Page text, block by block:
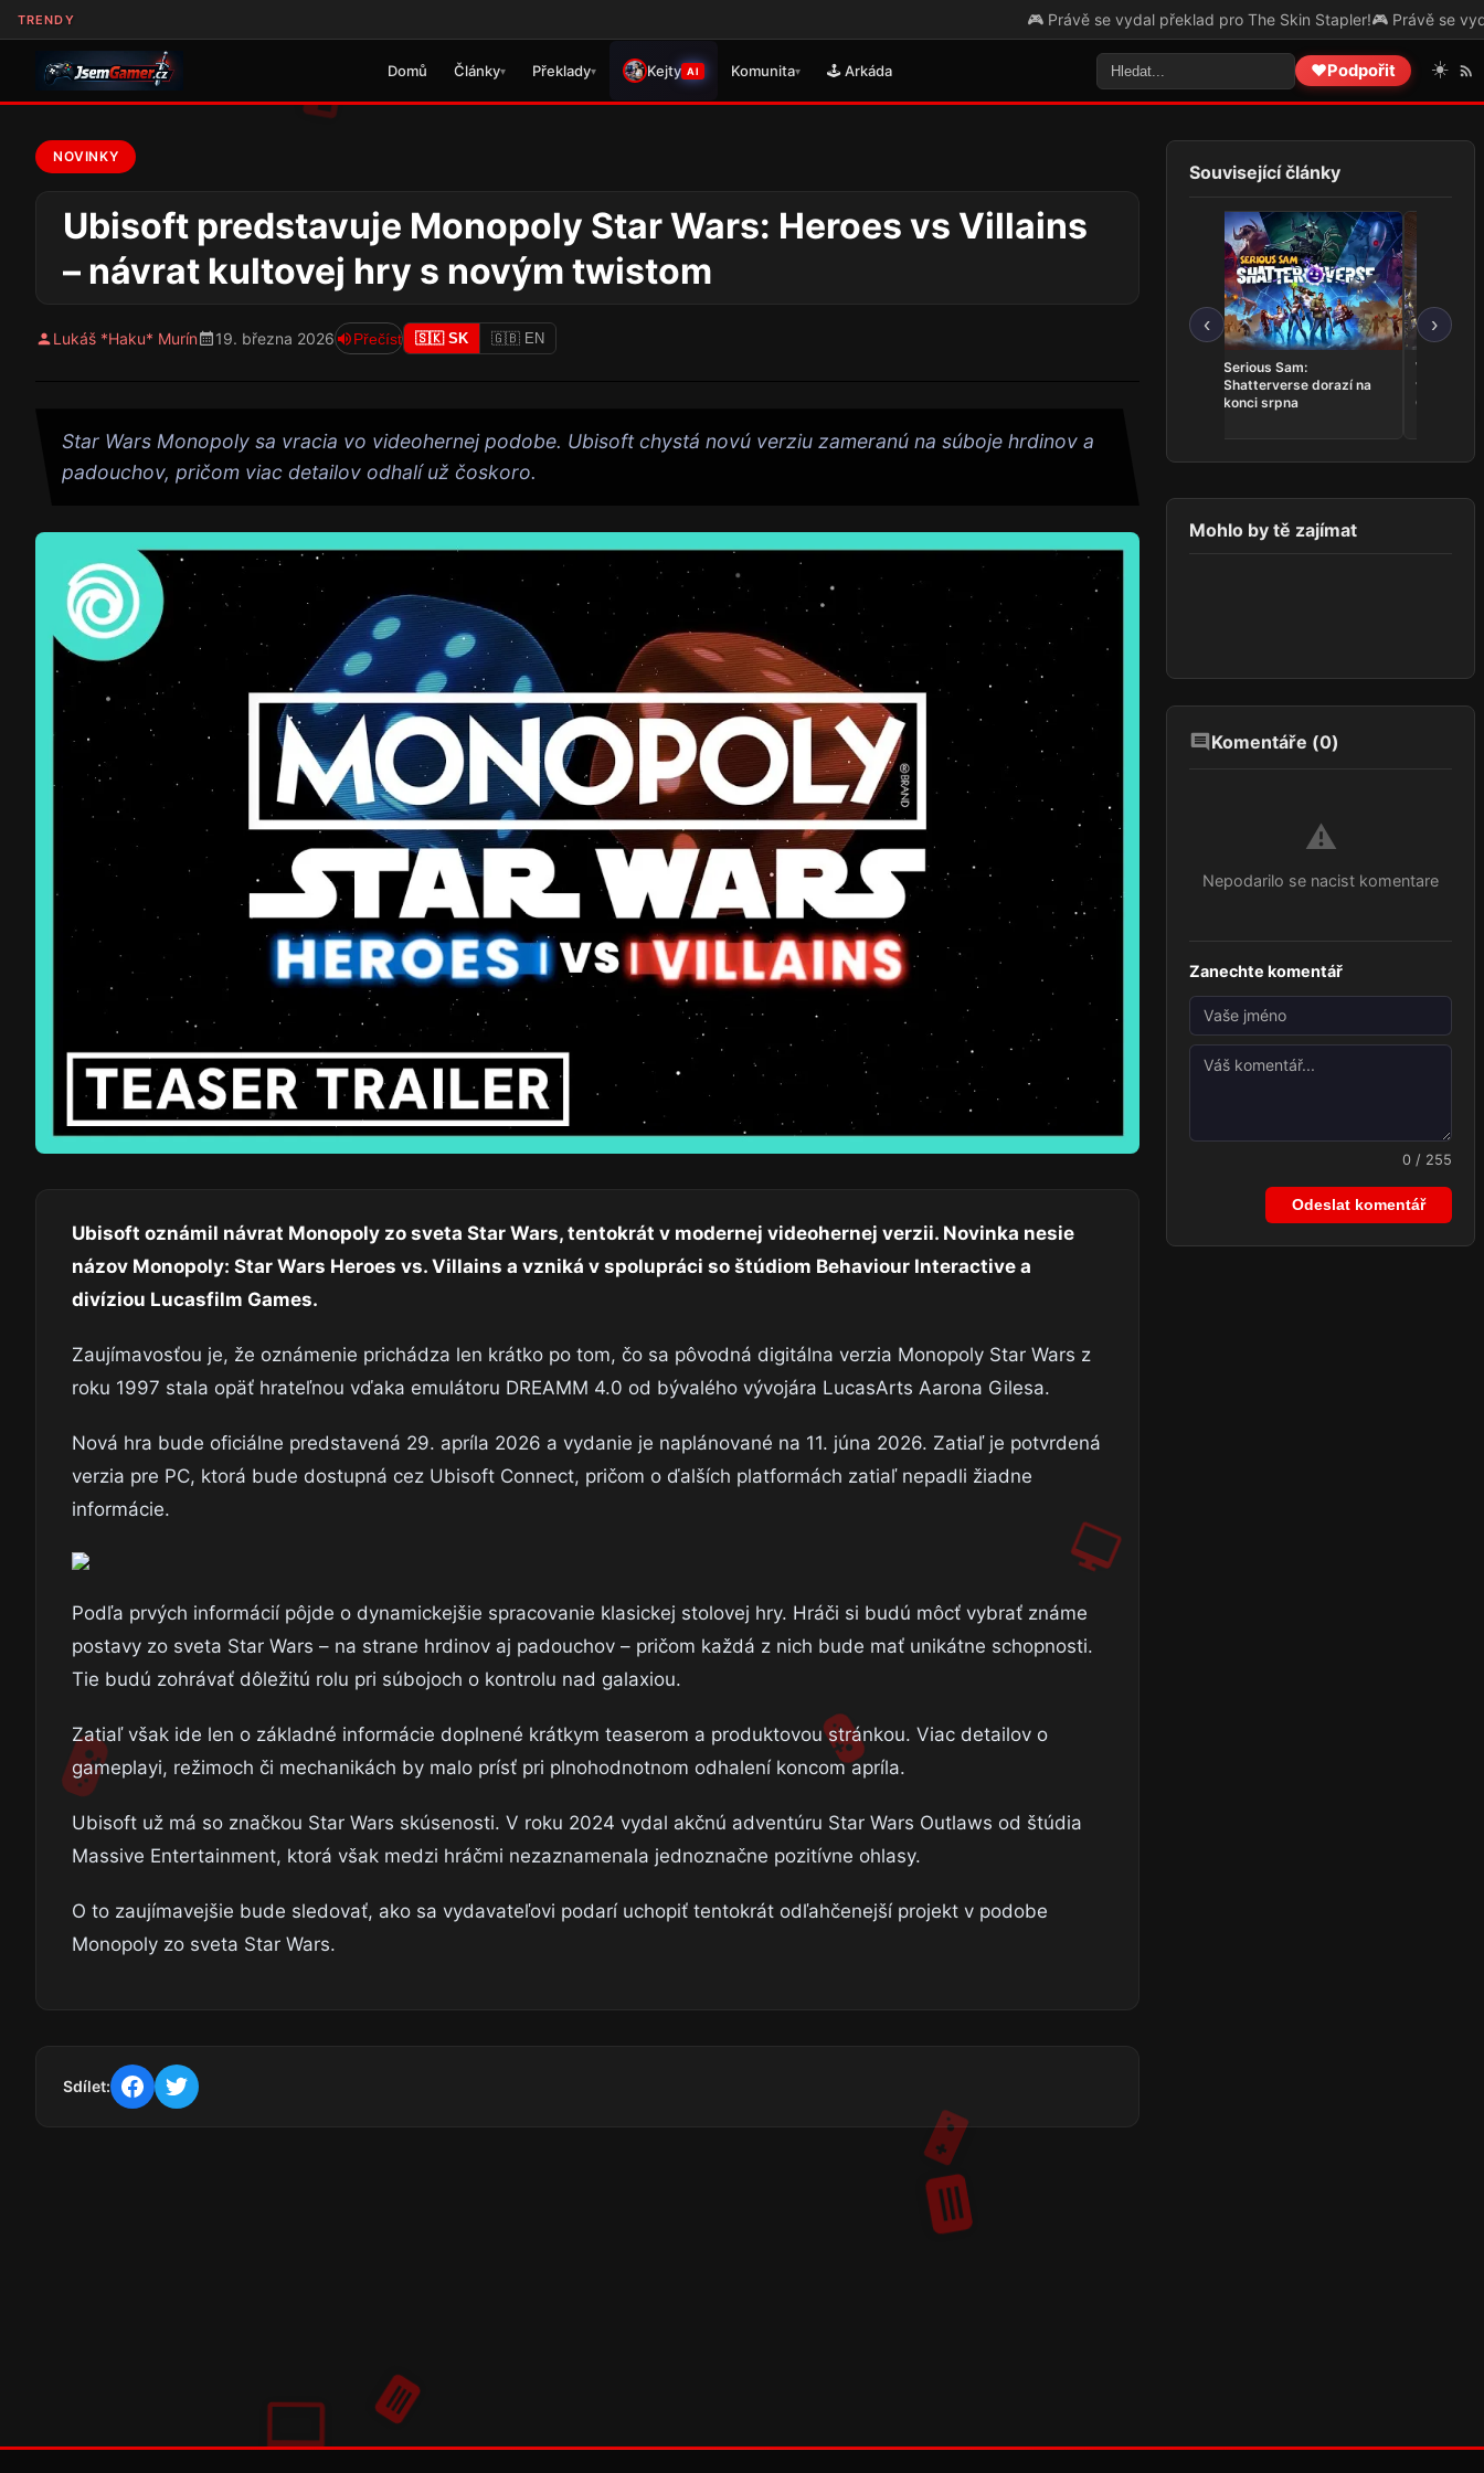
TRENDY 🎮 Právě se vydal překlad pro The Skin Stapler!🎮 Právě se vydal
Domů Články▾ Překlady▾ Kejty AI Komunita▾ 🕹️ Arkáda ❤️Podpořit ☀️
NOVINKY
Ubisoft predstavuje Monopoly Star Wars: Heroes vs Villains
– návrat kultovej hry s novým twistom
Lukáš *Haku* Murín 19. března 2026 Přečíst 🇸🇰 SK 🇬🇧 EN
Star Wars Monopoly sa vracia vo videohernej podobe. Ubisoft chystá novú verziu zameranú na súboje hrdinov a
padouchov, pričom viac detailov odhalí už čoskoro.
Ubisoft oznámil návrat Monopoly zo sveta Star Wars, tentokrát v modernej videohernej verzii. Novinka nesie
názov Monopoly: Star Wars Heroes vs. Villains a vzniká v spolupráci so štúdiom Behaviour Interactive a
divíziou Lucasfilm Games.
Zaujímavosťou je, že oznámenie prichádza len krátko po tom, čo sa pôvodná digitálna verzia Monopoly Star Wars z
roku 1997 stala opäť hrateľnou vďaka emulátoru DREAMM 4.0 od bývalého vývojára LucasArts Aarona Gilesa.
Nová hra bude oficiálne predstavená 29. apríla 2026 a vydanie je naplánované na 11. júna 2026. Zatiaľ je potvrdená
verzia pre PC, ktorá bude dostupná cez Ubisoft Connect, pričom o ďalších platformách zatiaľ nepadli žiadne
informácie.
Podľa prvých informácií pôjde o dynamickejšie spracovanie klasickej stolovej hry. Hráči si budú môcť vybrať známe
postavy zo sveta Star Wars – na strane hrdinov aj padouchov – pričom každá z nich bude mať unikátne schopnosti.
Tie budú zohrávať dôležitú rolu pri súbojoch o kontrolu nad galaxiou.
Zatiaľ však ide len o základné informácie doplnené krátkym teaserom a produktovou stránkou. Viac detailov o
gameplayi, režimoch či mechanikách by malo prísť pri plnohodnotnom odhalení koncom apríla.
Ubisoft už má so značkou Star Wars skúsenosti. V roku 2024 vydal akčnú adventúru Star Wars Outlaws od štúdia
Massive Entertainment, ktorá však medzi hráčmi nezaznamenala jednoznačne pozitívne ohlasy.
O to zaujímavejšie bude sledovať, ako sa vydavateľovi podarí uchopiť tentokrát odľahčenejší projekt v podobe
Monopoly zo sveta Star Wars.
Sdílet:
Související články
‹
Serious Sam:
Shatterverse dorazí na
konci srpna
vrací do
Online v
›
Mohlo by tě zajímat
Komentáře (0)
⚠️
Nepodarilo se nacist komentare
Zanechte komentář
0 / 255
Odeslat komentář